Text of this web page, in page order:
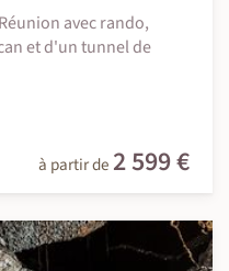
avec rando,
et d'un tunnel de
à partir de 2 599 €